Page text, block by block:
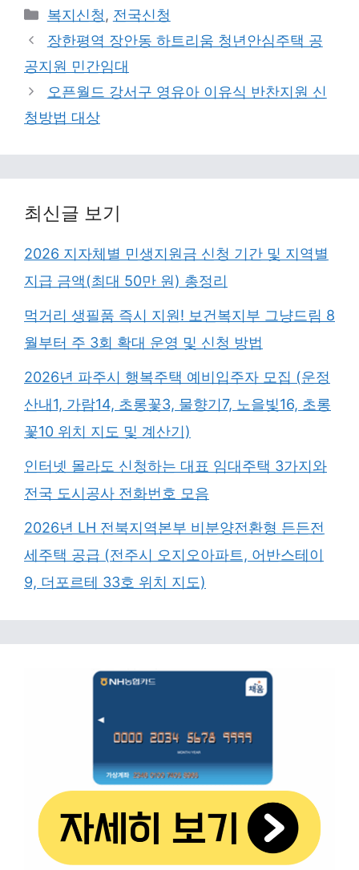
Categories
복지신청, 전국신청
장한평역 장안동 하트리움 청년안심주택 공
공지원 민간임대
오픈월드 강서구 영유아 이유식 반찬지원 신
청방법 대상
최신글 보기
2026 지자체별 민생지원금 신청 기간 및 지역별
지급 금액(최대 50만 원) 총정리
먹거리 생필품 즉시 지원! 보건복지부 그냥드림 8
월부터 주 3회 확대 운영 및 신청 방법
2026년 파주시 행복주택 예비입주자 모집 (운정
산내1, 가람14, 초롱꽃3, 물향기7, 노을빛16, 초롱
꽃10 위치 지도 및 계산기)
인터넷 몰라도 신청하는 대표 임대주택 3가지와
전국 도시공사 전화번호 모음
2026년 LH 전북지역본부 비분양전환형 든든전
세주택 공급 (전주시 오지오아파트, 어반스테이
9, 더포르테 33호 위치 지도)